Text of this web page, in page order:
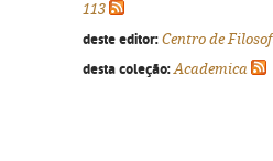
113
deste editor: Centro de
desta coleção: Academica